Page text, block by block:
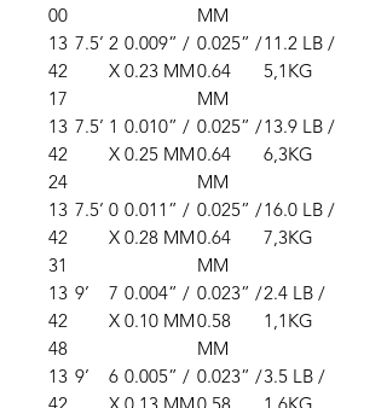
00
MM
13
42
17
7.5’ 2
X
0.009” /
0.23 MM
0.025” /
0.64
MM
11.2 LB /
5,1KG
13
42
24
7.5’ 1
X
0.010” /
0.25 MM
0.025” /
0.64
MM
13.9 LB /
6,3KG
13
42
31
7.5’ 0
X
0.011” /
0.28 MM
0.025” /
0.64
MM
16.0 LB /
7,3KG
13
42
48
9’
7
X
0.004” /
0.10 MM
0.023” /
0.58
MM
2.4 LB /
1,1KG
13
42
9’
6
X
0.005” /
0.13 MM
0.023” /
0.58
3.5 LB /
1,6KG